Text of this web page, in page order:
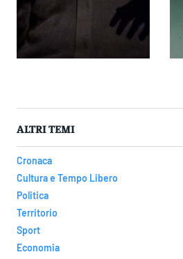
ALTRI TEMI
Cronaca
Cultura e Tempo Libero
Politica
Territorio
Sport
Economia